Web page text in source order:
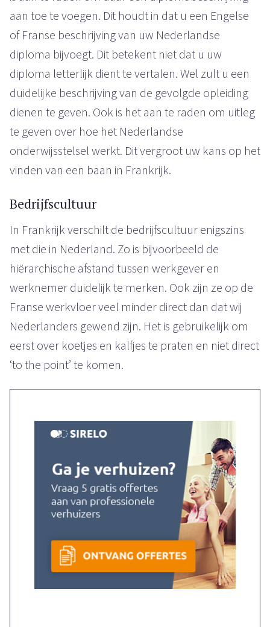
aan toe te voegen. Dit houdt in dat u een Engelse
of Franse beschrijving van uw Nederlandse
diploma bijvoegt. Dit betekent niet dat u uw
diploma letterlijk dient te vertalen. Wel zult u een
duidelijke beschrijving van de gevolgde opleiding
dienen te geven. Ook is het aan te raden om uitleg
te geven over hoe het Nederlandse
onderwijsstelsel werkt. Dit vergroot uw kans op het
vinden van een baan in Frankrijk.
Bedrijfscultuur
In Frankrijk verschilt de bedrijfscultuur enigszins
met die in Nederland. Zo is bijvoorbeeld de
hiërarchische afstand tussen werkgever en
werknemer duidelijk te merken. Ook zijn ze op de
Franse werkvloer veel minder direct dan dat wij
Nederlanders gewend zijn. Het is gebruikelijk om
eerst over koetjes en kalfjes te praten en niet direct
‘to the point’ te komen.